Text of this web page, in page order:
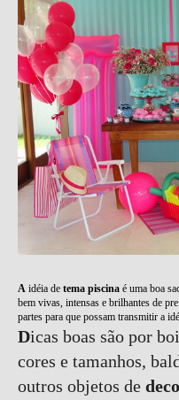
A idéia de tema piscina é uma boa
bem vivas, intensas e brilhantes de
partes para que possam transmitir a
Dicas boas são por
cores e tamanhos,
outros objetos de